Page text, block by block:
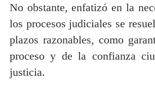
No obstante, enfatizó en la
los procesos judiciales se
plazos razonables, como
proceso y de la confianza
justicia.